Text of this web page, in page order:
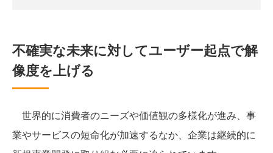
不確実な未来に対してユーザー起点で解
像度を上げる
世界的に消費者のニーズや価値観の多様化が進み、事
業やサービスの短命化が加速するなか、企業は継続的に